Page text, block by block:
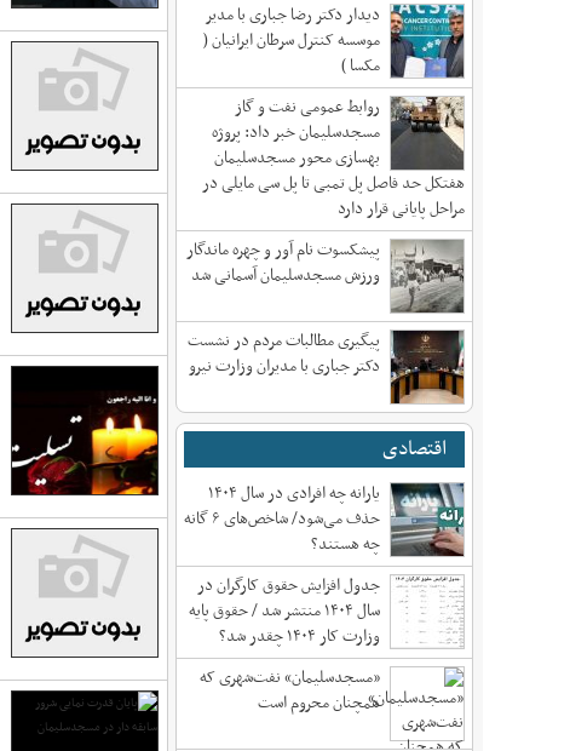
دیدار دکتر رضا جباری با مدیر
موسسه کنترل سرطان ایرانیان (
مکسا )
روابط عمومی نفت و گاز
مسجدسلیمان خبر داد: پروژه
بهسازی محور مسجدسلیمان
هفتکل حد فاصل پل تمبی تا پل سی مایلی در
مراحل پایانی قرار دارد
پیشکسوت نام آور و چهره ماندگار
ورزش مسجدسلیمان آسمانی شد
پیگیری مطالبات مردم در نشست
دکتر جباری با مدیران وزارت نیرو
اقتصادی
یارانه چه افرادی در سال ۱۴۰۴
حذف می‌شود/ شاخص‌های ۶ گانه
چه هستند؟
جدول افزایش حقوق کارگران در
سال ۱۴۰۴ منتشر شد / حقوق پایه
وزارت کار ۱۴۰۴ چقدر شد؟
«مسجدسلیمان» نفت‌شهری که
همچنان محروم است